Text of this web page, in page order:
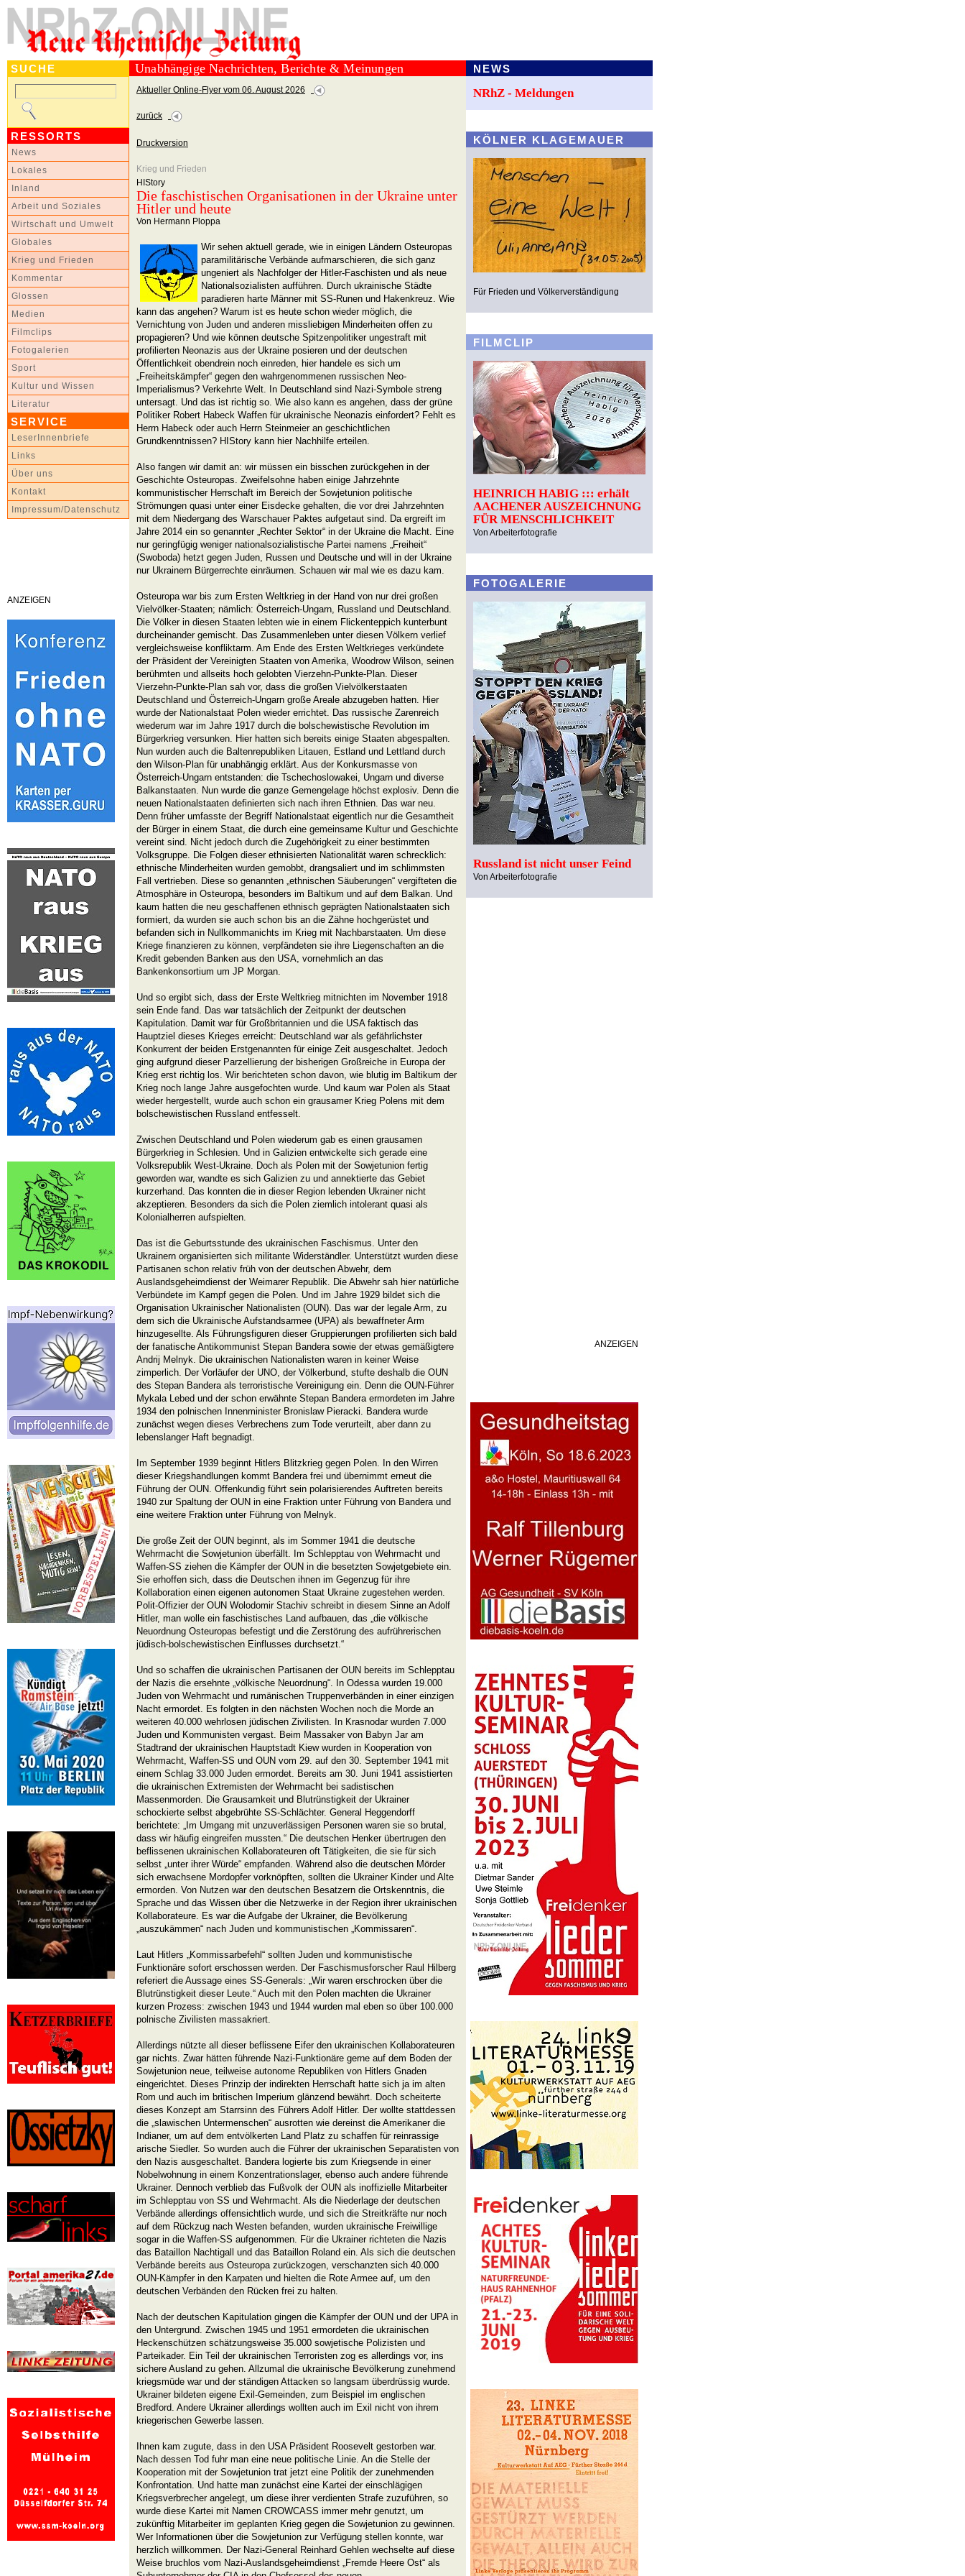
SUCHE
RESSORTS
News
Lokales
Inland
Arbeit und Soziales
Wirtschaft und Umwelt
Globales
Krieg und Frieden
Kommentar
Glossen
Medien
Filmclips
Fotogalerien
Sport
Kultur und Wissen
Literatur
SERVICE
LeserInnenbriefe
Links
Über uns
Kontakt
Impressum/Datenschutz
ANZEIGEN
Unabhängige Nachrichten, Berichte & Meinungen
Aktueller Online-Flyer vom 06. August 2026
zurück
Druckversion
Krieg und Frieden
HIStory
Die faschistischen Organisationen in der Ukraine unter
Hitler und heute
Von Hermann Ploppa
Wir sehen aktuell gerade, wie in einigen Ländern Osteuropas
paramilitärische Verbände aufmarschieren, die sich ganz
ungeniert als Nachfolger der Hitler-Faschisten und als neue
Nationalsozialisten aufführen. Durch ukrainische Städte
paradieren harte Männer mit SS-Runen und Hakenkreuz. Wie
kann das angehen? Warum ist es heute schon wieder möglich, die
Vernichtung von Juden und anderen missliebigen Minderheiten offen zu
propagieren? Und wie können deutsche Spitzenpolitiker ungestraft mit
profilierten Neonazis aus der Ukraine posieren und der deutschen
Öffentlichkeit obendrein noch einreden, hier handele es sich um
„Freiheitskämpfer“ gegen den wahrgenommenen russischen Neo-
Imperialismus? Verkehrte Welt. In Deutschland sind Nazi-Symbole streng
untersagt. Und das ist richtig so. Wie also kann es angehen, dass der grüne
Politiker Robert Habeck Waffen für ukrainische Neonazis einfordert? Fehlt es
Herrn Habeck oder auch Herrn Steinmeier an geschichtlichen
Grundkenntnissen? HIStory kann hier Nachhilfe erteilen.
Also fangen wir damit an: wir müssen ein bisschen zurückgehen in der
Geschichte Osteuropas. Zweifelsohne haben einige Jahrzehnte
kommunistischer Herrschaft im Bereich der Sowjetunion politische
Strömungen quasi unter einer Eisdecke gehalten, die vor drei Jahrzehnten
mit dem Niedergang des Warschauer Paktes aufgetaut sind. Da ergreift im
Jahre 2014 ein so genannter „Rechter Sektor“ in der Ukraine die Macht. Eine
nur geringfügig weniger nationalsozialistische Partei namens „Freiheit“
(Swoboda) hetzt gegen Juden, Russen und Deutsche und will in der Ukraine
nur Ukrainern Bürgerrechte einräumen. Schauen wir mal wie es dazu kam.
Osteuropa war bis zum Ersten Weltkrieg in der Hand von nur drei großen
Vielvölker-Staaten; nämlich: Österreich-Ungarn, Russland und Deutschland.
Die Völker in diesen Staaten lebten wie in einem Flickenteppich kunterbunt
durcheinander gemischt. Das Zusammenleben unter diesen Völkern verlief
vergleichsweise konfliktarm. Am Ende des Ersten Weltkrieges verkündete
der Präsident der Vereinigten Staaten von Amerika, Woodrow Wilson, seinen
berühmten und allseits hoch gelobten Vierzehn-Punkte-Plan. Dieser
Vierzehn-Punkte-Plan sah vor, dass die großen Vielvölkerstaaten
Deutschland und Österreich-Ungarn große Areale abzugeben hatten. Hier
wurde der Nationalstaat Polen wieder errichtet. Das russische Zarenreich
wiederum war im Jahre 1917 durch die bolschewistische Revolution im
Bürgerkrieg versunken. Hier hatten sich bereits einige Staaten abgespalten.
Nun wurden auch die Baltenrepubliken Litauen, Estland und Lettland durch
den Wilson-Plan für unabhängig erklärt. Aus der Konkursmasse von
Österreich-Ungarn entstanden: die Tschechoslowakei, Ungarn und diverse
Balkanstaaten. Nun wurde die ganze Gemengelage höchst explosiv. Denn die
neuen Nationalstaaten definierten sich nach ihren Ethnien. Das war neu.
Denn früher umfasste der Begriff Nationalstaat eigentlich nur die Gesamtheit
der Bürger in einem Staat, die durch eine gemeinsame Kultur und Geschichte
vereint sind. Nicht jedoch durch die Zugehörigkeit zu einer bestimmten
Volksgruppe. Die Folgen dieser ethnisierten Nationalität waren schrecklich:
ethnische Minderheiten wurden gemobbt, drangsaliert und im schlimmsten
Fall vertrieben. Diese so genannten „ethnischen Säuberungen“ vergifteten die
Atmosphäre in Osteuropa, besonders im Baltikum und auf dem Balkan. Und
kaum hatten die neu geschaffenen ethnisch geprägten Nationalstaaten sich
formiert, da wurden sie auch schon bis an die Zähne hochgerüstet und
befanden sich in Nullkommanichts im Krieg mit Nachbarstaaten. Um diese
Kriege finanzieren zu können, verpfändeten sie ihre Liegenschaften an die
Kredit gebenden Banken aus den USA, vornehmlich an das
Bankenkonsortium um JP Morgan.
Und so ergibt sich, dass der Erste Weltkrieg mitnichten im November 1918
sein Ende fand. Das war tatsächlich der Zeitpunkt der deutschen
Kapitulation. Damit war für Großbritannien und die USA faktisch das
Hauptziel dieses Krieges erreicht: Deutschland war als gefährlichster
Konkurrent der beiden Erstgenannten für einige Zeit ausgeschaltet. Jedoch
ging aufgrund dieser Parzellierung der bisherigen Großreiche in Europa der
Krieg erst richtig los. Wir berichteten schon davon, wie blutig im Baltikum der
Krieg noch lange Jahre ausgefochten wurde. Und kaum war Polen als Staat
wieder hergestellt, wurde auch schon ein grausamer Krieg Polens mit dem
bolschewistischen Russland entfesselt.
Zwischen Deutschland und Polen wiederum gab es einen grausamen
Bürgerkrieg in Schlesien. Und in Galizien entwickelte sich gerade eine
Volksrepublik West-Ukraine. Doch als Polen mit der Sowjetunion fertig
geworden war, wandte es sich Galizien zu und annektierte das Gebiet
kurzerhand. Das konnten die in dieser Region lebenden Ukrainer nicht
akzeptieren. Besonders da sich die Polen ziemlich intolerant quasi als
Kolonialherren aufspielten.
Das ist die Geburtsstunde des ukrainischen Faschismus. Unter den
Ukrainern organisierten sich militante Widerständler. Unterstützt wurden diese
Partisanen schon relativ früh von der deutschen Abwehr, dem
Auslandsgeheimdienst der Weimarer Republik. Die Abwehr sah hier natürliche
Verbündete im Kampf gegen die Polen. Und im Jahre 1929 bildet sich die
Organisation Ukrainischer Nationalisten (OUN). Das war der legale Arm, zu
dem sich die Ukrainische Aufstandsarmee (UPA) als bewaffneter Arm
hinzugesellte. Als Führungsfiguren dieser Gruppierungen profilierten sich bald
der fanatische Antikommunist Stepan Bandera sowie der etwas gemäßigtere
Andrij Melnyk. Die ukrainischen Nationalisten waren in keiner Weise
zimperlich. Der Vorläufer der UNO, der Völkerbund, stufte deshalb die OUN
des Stepan Bandera als terroristische Vereinigung ein. Denn die OUN-Führer
Mykala Lebed und der schon erwähnte Stepan Bandera ermordeten im Jahre
1934 den polnischen Innenminister Bronislaw Pieracki. Bandera wurde
zunächst wegen dieses Verbrechens zum Tode verurteilt, aber dann zu
lebenslanger Haft begnadigt.
Im September 1939 beginnt Hitlers Blitzkrieg gegen Polen. In den Wirren
dieser Kriegshandlungen kommt Bandera frei und übernimmt erneut die
Führung der OUN. Offenkundig führt sein polarisierendes Auftreten bereits
1940 zur Spaltung der OUN in eine Fraktion unter Führung von Bandera und
eine weitere Fraktion unter Führung von Melnyk.
Die große Zeit der OUN beginnt, als im Sommer 1941 die deutsche
Wehrmacht die Sowjetunion überfällt. Im Schlepptau von Wehrmacht und
Waffen-SS ziehen die Kämpfer der OUN in die besetzten Sowjetgebiete ein.
Sie erhoffen sich, dass die Deutschen ihnen im Gegenzug für ihre
Kollaboration einen eigenen autonomen Staat Ukraine zugestehen werden.
Polit-Offizier der OUN Wolodomir Stachiv schreibt in diesem Sinne an Adolf
Hitler, man wolle ein faschistisches Land aufbauen, das „die völkische
Neuordnung Osteuropas befestigt und die Zerstörung des aufrührerischen
jüdisch-bolschewistischen Einflusses durchsetzt.“
Und so schaffen die ukrainischen Partisanen der OUN bereits im Schlepptau
der Nazis die ersehnte „völkische Neuordnung“. In Odessa wurden 19.000
Juden von Wehrmacht und rumänischen Truppenverbänden in einer einzigen
Nacht ermordet. Es folgten in den nächsten Wochen noch die Morde an
weiteren 40.000 wehrlosen jüdischen Zivilisten. In Krasnodar wurden 7.000
Juden und Kommunisten vergast. Beim Massaker von Babyn Jar am
Stadtrand der ukrainischen Hauptstadt Kiew wurden in Kooperation von
Wehrmacht, Waffen-SS und OUN vom 29. auf den 30. September 1941 mit
einem Schlag 33.000 Juden ermordet. Bereits am 30. Juni 1941 assistierten
die ukrainischen Extremisten der Wehrmacht bei sadistischen
Massenmorden. Die Grausamkeit und Blutrünstigkeit der Ukrainer
schockierte selbst abgebrühte SS-Schlächter. General Heggendorff
berichtete: „Im Umgang mit unzuverlässigen Personen waren sie so brutal,
dass wir häufig eingreifen mussten.“ Die deutschen Henker übertrugen den
beflissenen ukrainischen Kollaborateuren oft Tätigkeiten, die sie für sich
selbst „unter ihrer Würde“ empfanden. Während also die deutschen Mörder
sich erwachsene Mordopfer vorknöpften, sollten die Ukrainer Kinder und Alte
ermorden. Von Nutzen war den deutschen Besatzern die Ortskenntnis, die
Sprache und das Wissen über die Netzwerke in der Region ihrer ukrainischen
Kollaborateure. Es war die Aufgabe der Ukrainer, die Bevölkerung
„auszukämmen“ nach Juden und kommunistischen „Kommissaren“.
Laut Hitlers „Kommissarbefehl“ sollten Juden und kommunistische
Funktionäre sofort erschossen werden. Der Faschismusforscher Raul Hilberg
referiert die Aussage eines SS-Generals: „Wir waren erschrocken über die
Blutrünstigkeit dieser Leute.“ Auch mit den Polen machten die Ukrainer
kurzen Prozess: zwischen 1943 und 1944 wurden mal eben so über 100.000
polnische Zivilisten massakriert.
Allerdings nützte all dieser beflissene Eifer den ukrainischen Kollaborateuren
gar nichts. Zwar hätten führende Nazi-Funktionäre gerne auf dem Boden der
Sowjetunion neue, teilweise autonome Republiken von Hitlers Gnaden
eingerichtet. Dieses Prinzip der indirekten Herrschaft hatte sich ja im alten
Rom und auch im britischen Imperium glänzend bewährt. Doch scheiterte
dieses Konzept am Starrsinn des Führers Adolf Hitler. Der wollte stattdessen
die „slawischen Untermenschen“ ausrotten wie dereinst die Amerikaner die
Indianer, um auf dem entvölkerten Land Platz zu schaffen für reinrassige
arische Siedler. So wurden auch die Führer der ukrainischen Separatisten von
den Nazis ausgeschaltet. Bandera logierte bis zum Kriegsende in einer
Nobelwohnung in einem Konzentrationslager, ebenso auch andere führende
Ukrainer. Dennoch verblieb das Fußvolk der OUN als inoffizielle Mitarbeiter
im Schlepptau von SS und Wehrmacht. Als die Niederlage der deutschen
Verbände allerdings offensichtlich wurde, und sich die Streitkräfte nur noch
auf dem Rückzug nach Westen befanden, wurden ukrainische Freiwillige
sogar in die Waffen-SS aufgenommen. Für die Ukrainer richteten die Nazis
das Bataillon Nachtigall und das Bataillon Roland ein. Als sich die deutschen
Verbände bereits aus Osteuropa zurückzogen, verschanzten sich 40.000
OUN-Kämpfer in den Karpaten und hielten die Rote Armee auf, um den
deutschen Verbänden den Rücken frei zu halten.
Nach der deutschen Kapitulation gingen die Kämpfer der OUN und der UPA in
den Untergrund. Zwischen 1945 und 1951 ermordeten die ukrainischen
Heckenschützen schätzungsweise 35.000 sowjetische Polizisten und
Parteikader. Ein Teil der ukrainischen Terroristen zog es allerdings vor, ins
sichere Ausland zu gehen. Allzumal die ukrainische Bevölkerung zunehmend
kriegsmüde war und der ständigen Attacken so langsam überdrüssig wurde.
Ukrainer bildeten eigene Exil-Gemeinden, zum Beispiel im englischen
Bredford. Andere Ukrainer allerdings wollten auch im Exil nicht von ihrem
kriegerischen Gewerbe lassen.
Ihnen kam zugute, dass in den USA Präsident Roosevelt gestorben war.
Nach dessen Tod fuhr man eine neue politische Linie. An die Stelle der
Kooperation mit der Sowjetunion trat jetzt eine Politik der zunehmenden
Konfrontation. Und hatte man zunächst eine Kartei der einschlägigen
Kriegsverbrecher angelegt, um diese ihrer verdienten Strafe zuzuführen, so
wurde diese Kartei mit Namen CROWCASS immer mehr genutzt, um
zukünftig Mitarbeiter im geplanten Krieg gegen die Sowjetunion zu gewinnen.
Wer Informationen über die Sowjetunion zur Verfügung stellen konnte, war
herzlich willkommen. Der Nazi-General Reinhard Gehlen wechselte auf diese
Weise bruchlos vom Nazi-Auslandsgeheimdienst „Fremde Heere Ost“ als
NEWS
NRhZ - Meldungen
KÖLNER KLAGEMAUER
Für Frieden und Völkerverständigung
FILMCLIP
HEINRICH HABIG ::: erhält
AACHENER AUSZEICHNUNG
FÜR MENSCHLICHKEIT
Von Arbeiterfotografie
FOTOGALERIE
Russland ist nicht unser Feind
Von Arbeiterfotografie
ANZEIGEN